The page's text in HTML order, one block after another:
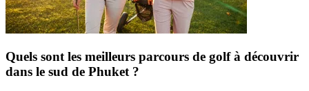
Quels sont les meilleurs parcours de golf à découvrir
dans le sud de Phuket ?